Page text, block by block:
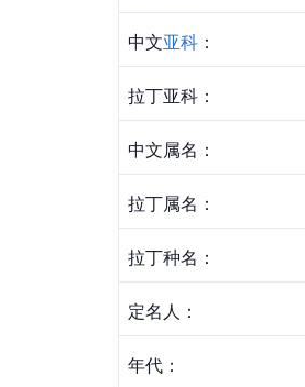
中文亚科 ：
拉丁亚科：
中文属名：
拉丁属名：
拉丁种名：
定名人：
年代：